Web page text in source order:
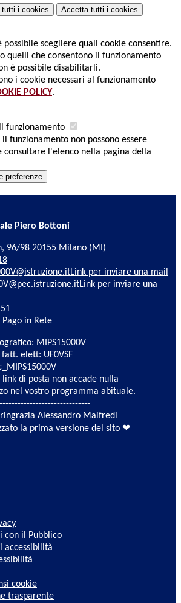
tutti i cookies Accetta tutti i cookies
possibile scegliere quali cookie consentire.
quelli che consentono il funzionamento
è possibile disabilitarli.
i cookie necessari al funzionamento
POLICY.
funzionamento
il funzionamento non possono essere
consultare l'elenco nella pagina della
preferenze
Piero Bottoni
96/98 20155 Milano (MI)
Link per inviare una mail
Link per inviare una
Pago in Rete
MIPS15000V
elett: UF0VSF
link di posta non accade nulla
nel vostro programma abituale.
ringrazia Alessandro Maifredi
la prima versione del sito ❤
con il Pubblico
accessibilità
cookie
trasparente